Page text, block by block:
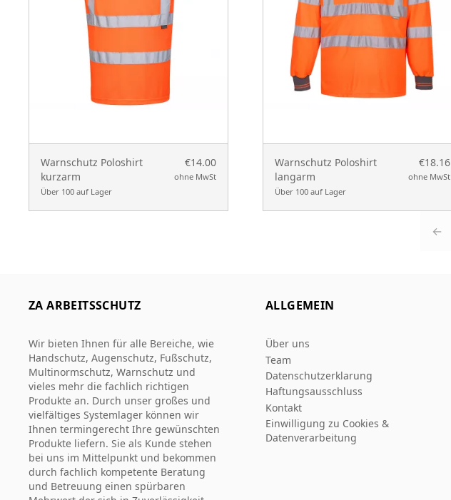
Warnschutz Poloshirt
kurzarm
Über 100 auf Lager
€14.00
ohne MwSt
Warnschutz Poloshirt
langarm
Über 100 auf Lager
€18.16
ohne MwSt
←
ZA ARBEITSSCHUTZ
Wir bieten Ihnen für alle Bereiche, wie
Handschutz, Augenschutz, Fußschutz,
Multinormschutz, Warnschutz und
vieles mehr die fachlich richtigen
Produkte an. Durch unser großes und
vielfältiges Systemlager können wir
Ihnen termingerecht Ihre gewünschten
Produkte liefern. Sie als Kunde stehen
bei uns im Mittelpunkt und bekommen
durch fachlich kompetente Beratung
und Betreuung einen spürbaren
ALLGEMEIN
Über uns
Team
Datenschutzerklarung
Haftungsausschluss
Kontakt
Einwilligung zu Cookies &
Datenverarbeitung